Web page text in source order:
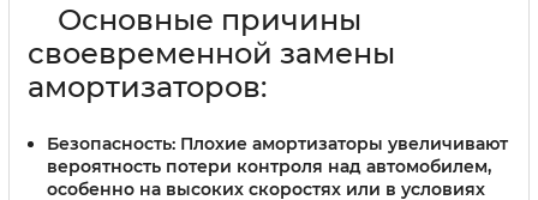
Основные причины
своевременной замены
амортизаторов:
Безопасность: Плохие амортизаторы увеличивают
вероятность потери контроля над автомобилем,
особенно на высоких скоростях или в условиях